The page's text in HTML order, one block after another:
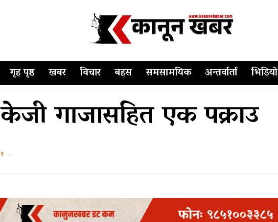
गृह पृष्ठ खबर विचार बहस समसामयिक अन्तर्वार्ता भिडियो
गाजासहित एक पक्राउ